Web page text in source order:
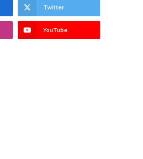
Twitter
YouTube